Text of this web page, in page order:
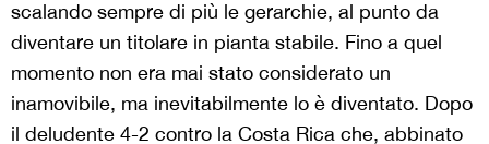
scalando sempre di più le gerarchie, al punto da
diventare un titolare in pianta stabile. Fino a quel
momento non era mai stato considerato un
inamovibile, ma inevitabilmente lo è diventato. Dopo
il deludente 4-2 contro la Costa Rica che, abbinato